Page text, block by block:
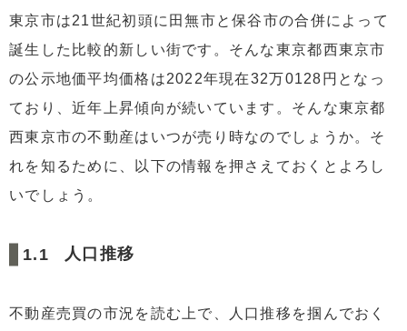
東京市は21世紀初頭に田無市と保谷市の合併によって
誕生した比較的新しい街です。そんな東京都西東京市
の公示地価平均価格は2022年現在32万0128円となっ
ており、近年上昇傾向が続いています。そんな東京都
西東京市の不動産はいつが売り時なのでしょうか。そ
れを知るために、以下の情報を押さえておくとよろし
いでしょう。
人口推移
不動産売買の市況を読む上で、人口推移を掴んでおく